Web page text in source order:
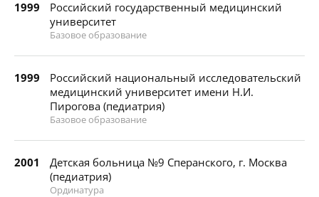
1999
Российский государственный медицинский
университет
Базовое образование
1999
Российский национальный исследовательский
медицинский университет имени Н.И.
Пирогова (педиатрия)
Базовое образование
2001
Детская больница №9 Сперанского, г. Москва
(педиатрия)
Ординатура